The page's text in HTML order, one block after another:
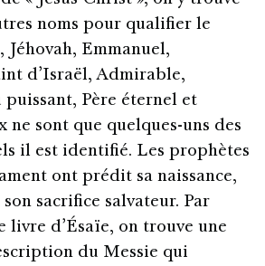
noms pour qualifier le
Jéhovah, Emmanuel,
d’Israël, Admirable,
Père éternel et
ne sont que quelques-uns des
il est identifié. Les prophètes
ont prédit sa naissance,
sacrifice salvateur. Par
livre d’Ésaïe, on trouve une
du Messie qui